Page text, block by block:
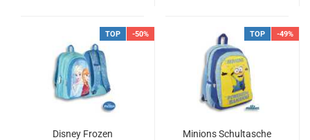
TOP -50%
Disney Frozen
TOP -49%
Minions Schultasche